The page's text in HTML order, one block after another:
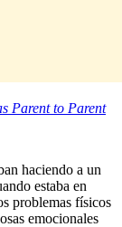
Parent to Parent
haciendo a un
estaba en
problemas físicos
emocionales